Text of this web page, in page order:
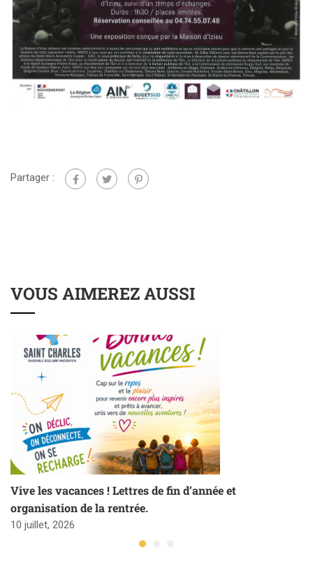
Partager :
VOUS AIMEREZ AUSSI
Vive les vacances ! Lettres de fin d’année et
organisation de la rentrée.
10 juillet, 2026